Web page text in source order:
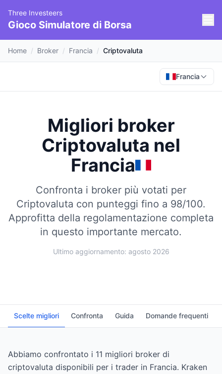
Three Investeers
Gioco Simulatore di Borsa
Home / Broker / Francia / Criptovaluta
Francia
Migliori broker
Criptovaluta nel
Francia
Confronta i broker più votati per
Criptovaluta con punteggi fino a 98/100.
Approfitta della regolamentazione completa
in questo importante mercato.
Ultimo aggiornamento: agosto 2026
Scelte migliori Confronta Guida Domande frequenti
Abbiamo confrontato i 11 migliori broker di
criptovaluta disponibili per i trader in Francia. Kraken